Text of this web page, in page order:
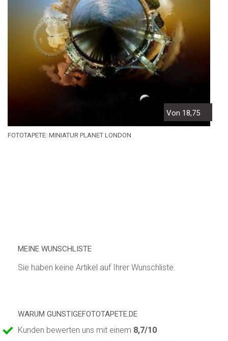
Von 18,75
FOTOTAPETE: MINIATUR PLANET LONDON
MEINE WUNSCHLISTE
Sie haben keine Artikel auf Ihrer Wunschliste.
WARUM GUNSTIGEFOTOTAPETE.DE
Kunden bewerten uns mit einem 8,7/10